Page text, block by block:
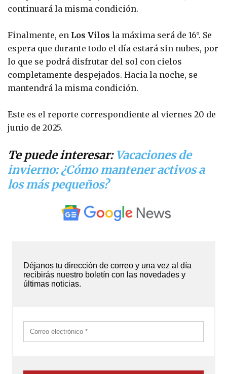
continuará la misma condición.
Finalmente, en Los Vilos la máxima será de 16°. Se
espera que durante todo el día estará sin nubes, por
lo que se podrá disfrutar del sol con cielos
completamente despejados. Hacia la noche, se
mantendrá la misma condición.
Este es el reporte correspondiente al viernes 20 de
junio de 2025.
Te puede interesar: Vacaciones de
invierno: ¿Cómo mantener activos a
los más pequeños?